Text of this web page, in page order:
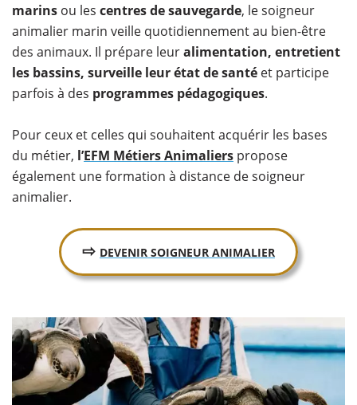
marins ou les centres de sauvegarde, le soigneur
animalier marin veille quotidiennement au bien-être
des animaux. Il prépare leuralimentation, entretient
les bassins, surveille leur état de santé et participe
parfois à des programmes pédagogiques.
Pour ceux et celles qui souhaitent acquérir les bases
du métier, l’EFM Métiers Animaliers propose
également une formation à distance de soigneur
animalier.
⇨ DEVENIR SOIGNEUR ANIMALIER